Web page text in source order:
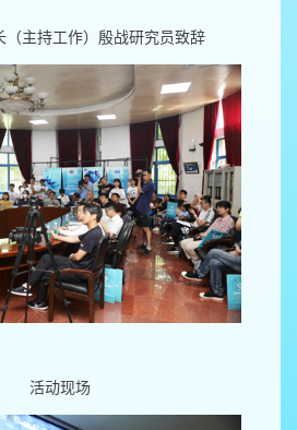
（主持工作）殷战研究员致辞
活动现场